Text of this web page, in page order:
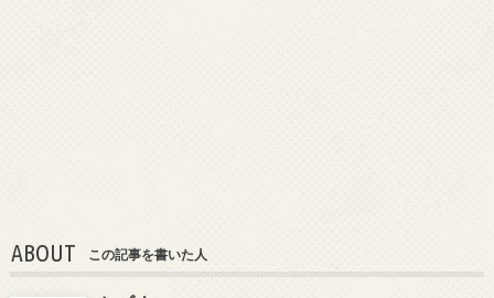
ABOUT この記事を書いた人